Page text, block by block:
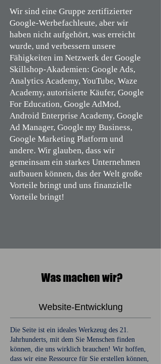
Wir sind eine Gruppe zertifizierter
Google-Werbefachleute, aber wir
haben nicht aufgehört, was erreicht
wurde, und verbessern unsere
Fähigkeiten im Netzwerk der Google
Skillshop-Akademien: Google Ads,
Analytics Academy, YouTube, Waze
Academy, autorisierte Käufer, Google
For Education, Google AdMod,
Android Enterprise Academy, Google
Ad Manager, Google my Business,
Google Marketing Platform und
andere. Wir glauben, dass wir
gemeinsam ein starkes Unternehmen
aufbauen können, das der Welt große
Vorteile bringt und uns finanzielle
Vorteile bringt!
Was machen wir?
Website-Entwicklung
Die Seite ist ein ideales Werkzeug des 21.
Jahrhunderts, mit dem Sie Menschen finden
können, die uns wirklich brauchen! Wir hoffen,
dass wir eine Ressource für Sie erstellen können,